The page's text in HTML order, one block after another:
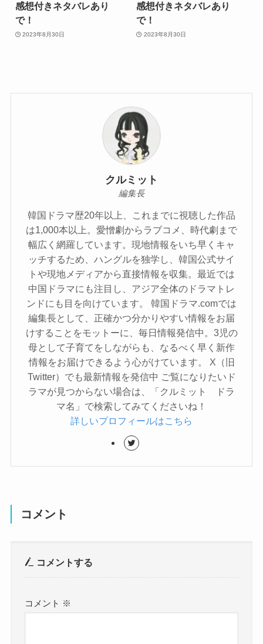
感想付きネタバレあり
で！
2023年8月30日
感想付きネタバレあり
で！
2023年8月30日
クルミット
編集長
韓国ドラマ歴20年以上、これまでに視聴した作品
は1,000本以上。愛憎劇からラブコメ、時代劇まで
幅広く網羅しています。現地情報をいち早くキャ
ッチするため、ハングルを独学し、韓国公式サイ
トや現地メディアから直接情報を収集。最近では
中国ドラマにも注目し、アジア全体のドラマトレ
ンドにも目を向けています。 韓国ドラマ.comでは
編集長として、正確かつ分かりやすい情報をお届
けすることをモットーに、毎日情報発信中。3児の
母として子育てをしながらも、なるべく早く新作
情報をお届けできるよう心がけています。 X（旧
Twitter）でも最新情報を発信中 ご覧になりたいド
ラマが見つからない場合は、「クルミット ドラ
マ名」で検索してみてくださいね！
詳しいプロフィールはこちら
コメント
コメントする
コメント ※